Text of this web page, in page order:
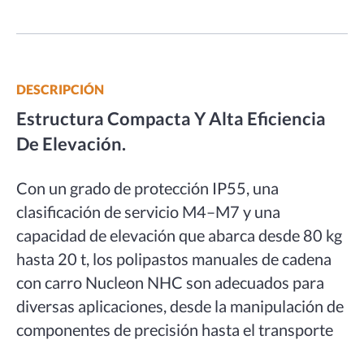
DESCRIPCIÓN
Estructura Compacta Y Alta Eficiencia
De Elevación.
Con un grado de protección IP55, una
clasificación de servicio M4–M7 y una
capacidad de elevación que abarca desde 80 kg
hasta 20 t, los polipastos manuales de cadena
con carro Nucleon NHC son adecuados para
diversas aplicaciones, desde la manipulación de
componentes de precisión hasta el transporte